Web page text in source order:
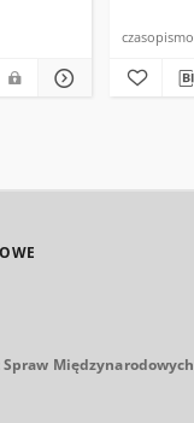
czasopismo
Międzynarodowych